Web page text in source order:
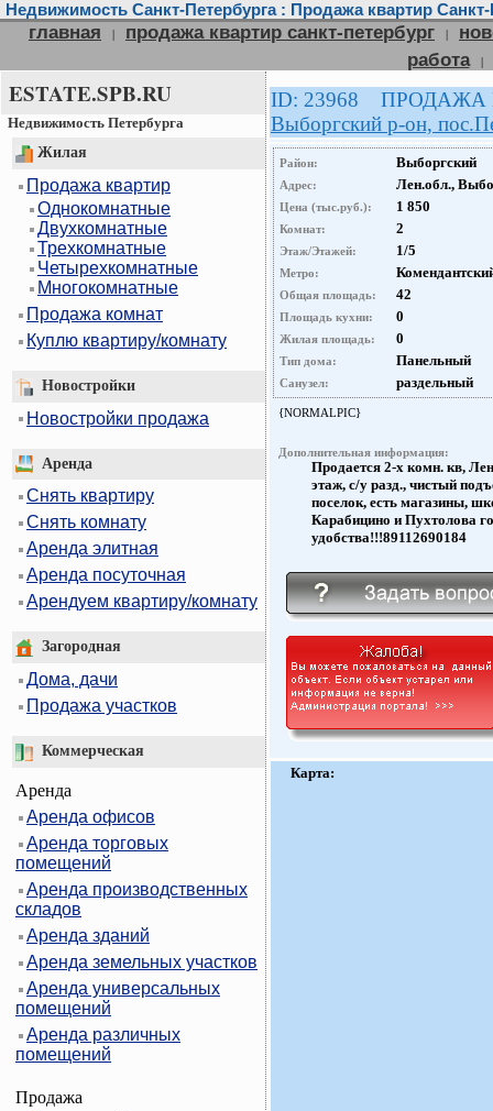
Недвижимость Санкт-Петербурга : Продажа квартир Санкт-
главная | продажа квартир санкт-петербург |
работа
|
ESTATE.SPB.RU
Недвижимость Петербурга
Жилая
Продажа квартир
Однокомнатные
Двухкомнатные
Трехкомнатные
Четырехкомнатные
Многокомнатные
Продажа комнат
Куплю квартиру/комнату
Новостройки
Новостройки продажа
Аренда
Снять квартиру
Снять комнату
Аренда элитная
Аренда посуточная
Арендуем квартиру/комнату
Загородная
Дома, дачи
Продажа участков
Коммерческая
Аренда
Аренда офисов
Аренда торговых
помещений
Аренда производственных
складов
Аренда зданий
Аренда земельных участков
Аренда универсальных
помещений
Аренда различных
помещений
Продажа
ID: 23968
Выборгский р-он,
Район: Выборгский
Адрес: Лен.обл.,
Цена (тыс.руб.): 1 850
Комнат: 2
Этаж/Этажей: 1/5
Метро:
Общая площадь: 42
Площадь кухни: 0
Жилая площадь: 0
Тип дома: Панельный
Санузел: раздельный
{NORMALPIC}
Дополнительная информация:
Продается 2-х комн. кв,
этаж, с/у разд., чистый
поселок, есть магазины,
Карабицино и Пухтолова
удобства!!!89112690184
Карта: